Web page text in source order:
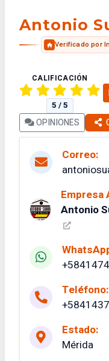
Antonio
Verificado por
CALIFICACIÓN
5 / 5
OPINIONES
Correo:
Empresa
Antonio
Teléfono:
Estado:
Mérida